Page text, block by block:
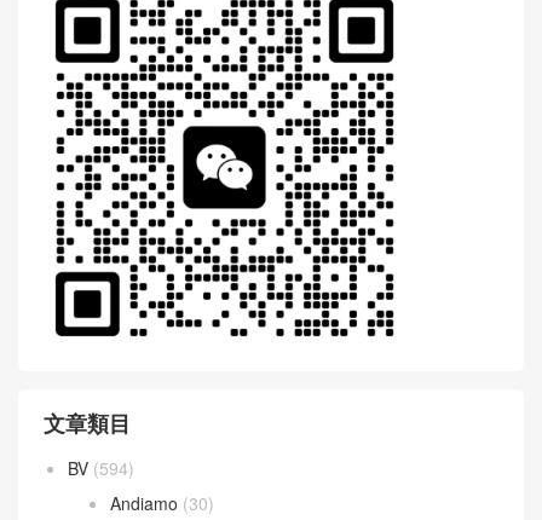
文章類目
BV (594)
Andiamo (30)